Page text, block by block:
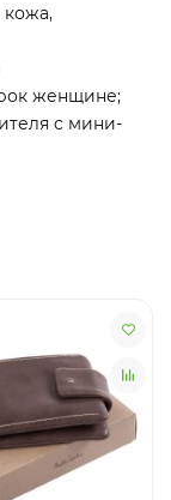
кожа,
женщине;
с мини-